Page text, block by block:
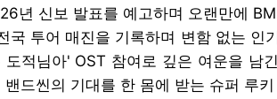
년 신보 발표를 예고하며 오랜만에
국 투어 매진을 기록하며 변함 없는 인
도적님아' OST 참여로 깊은 여운을 남
밴드씬의 기대를 한 몸에 받는 슈퍼 루